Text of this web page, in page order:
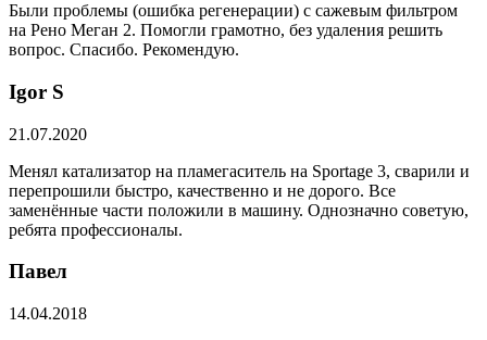
Были проблемы (ошибка регенерации) с сажевым фильтром
на Рено Меган 2. Помогли грамотно, без удаления решить
вопрос. Спасибо. Рекомендую.
​Igor S
21.07.2020
Менял катализатор на пламегаситель на Sportage 3, сварили и
перепрошили быстро, качественно и не дорого. Все
заменённые части положили в машину. Однозначно советую,
ребята профессионалы.
Павел
14.04.2018